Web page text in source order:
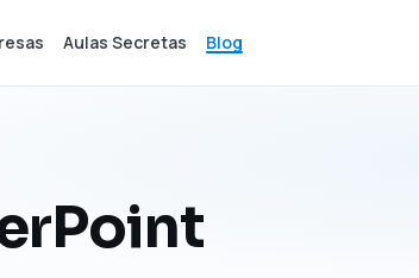
Aulas Secretas Blog